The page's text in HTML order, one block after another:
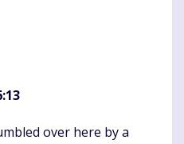
over here by a